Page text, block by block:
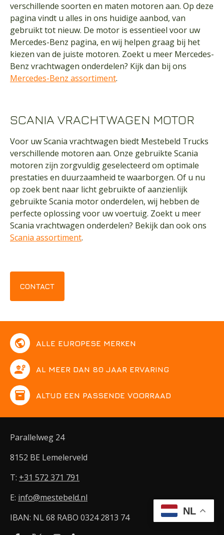
verschillende soorten en maten motoren aan. Op deze
pagina vindt u alles in ons huidige aanbod, van
gebruikt tot nieuw. De motor is essentieel voor uw
Mercedes-Benz pagina, en wij helpen graag bij het
kiezen van de juiste motoren. Zoekt u meer Mercedes-
Benz vrachtwagen onderdelen? Kijk dan bij ons
Mercedes-Benz assortiment.
SCANIA VRACHTWAGEN MOTOR
Voor uw Scania vrachtwagen biedt Mestebeld Trucks
verschillende motoren aan. Onze gebruikte Scania
motoren zijn zorgvuldig geselecteerd om optimale
prestaties en duurzaamheid te waarborgen. Of u nu
op zoek bent naar licht gebruikte of aanzienlijk
gebruikte Scania motor onderdelen, wij hebben de
perfecte oplossing voor uw voertuig. Zoekt u meer
Scania vrachtwagen onderdelen? Bekijk dan ook ons
Scania assortiment.
CONTACT
public ALLE EUROPESE MERKEN
engineering AL MEER DAN 80 JAAR ERVARING
inventory ALTIJD EEN PASSENDE VOORRAAD
Parallelweg 24
8152 BE Lemelerveld
T: +31 572 371 791
E: info@mestebeld.nl
IBAN: NL 68 RABO 0324 2813 74
NL